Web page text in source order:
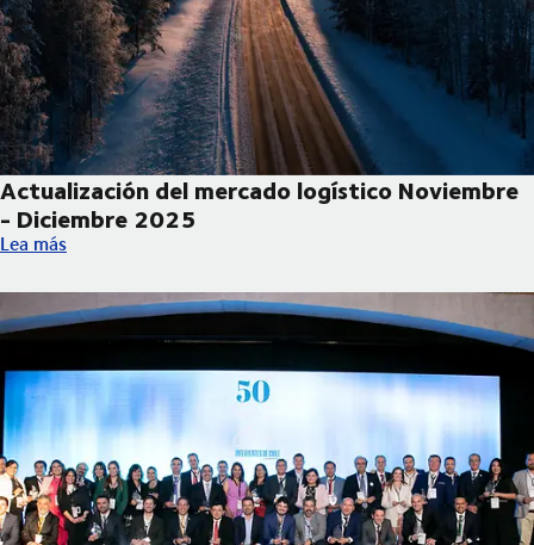
Actualización del mercado logístico Noviembre
- Diciembre 2025
Actualización del mercado logístico Noviembre - Diciembre
Lea más